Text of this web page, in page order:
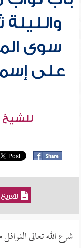
سوى
على
للشيخ
شرع الله تعالى